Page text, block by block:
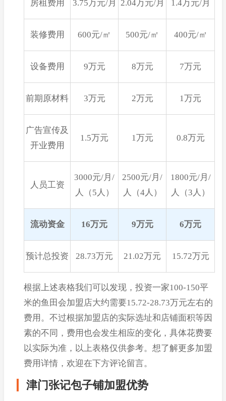
房租费用 3.75万元/月 2.04万元/月 1.4万元/月
装修费用 600元/㎡ 500元/㎡ 400元/㎡
设备费用 9万元 8万元 7万元
前期原材料 3万元 2万元 1万元
广告宣传及
开业费用
1.5万元 1万元 0.8万元
人员工资
3000元/月/
人（5人）
2500元/月/
人（4人）
1800元/月/
人（3人）
流动资金 16万元 9万元 6万元
预计总投资 28.73万元 21.02万元 15.72万元
根据上述表格我们可以发现，投资一家100-150平
米的鱼田会加盟店大约需要15.72-28.73万元左右的
费用。不过根据加盟店的实际选址和店铺面积等因
素的不同，费用也会发生相应的变化，具体花费要
以实际为准，以上表格仅供参考。想了解更多加盟
费用详情，欢迎在下方评论留言。
津门张记包子铺加盟优势